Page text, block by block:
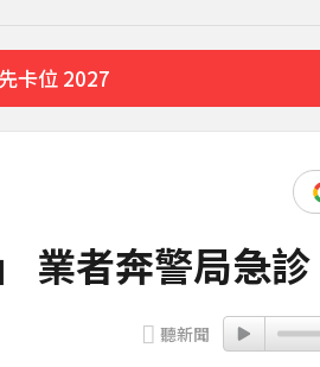
卡位 2027
韌性
業者奔警局急診
聽新聞